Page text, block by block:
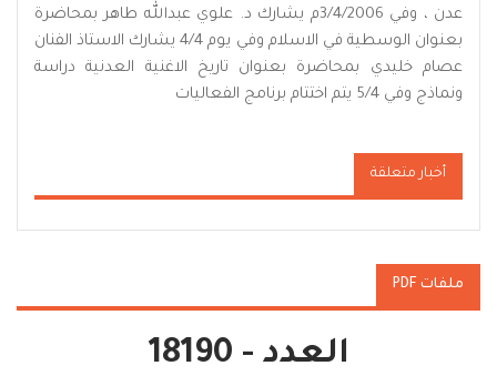
عدن ، وفي 3/4/2006م يشارك د. علوي عبدالله طاهر بمحاضرة
بعنوان الوسطية في الاسلام وفي يوم 4/4 يشارك الاستاذ الفنان
عصام خليدي بمحاضرة بعنوان تاريخ الاغنية العدنية دراسة
ونماذج وفي 5/4 يتم اختتام برنامج الفعاليات
أخبار متعلقة
ملفات PDF
العدد - 18190